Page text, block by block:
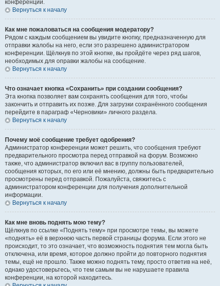
конференции.
Вернуться к началу
Как мне пожаловаться на сообщения модератору?
Рядом с каждым сообщением вы увидите кнопку, предназначенную для
отправки жалобы на него, если это разрешено администратором
конференции. Щёлкнув по этой кнопке, вы пройдёте через ряд шагов,
необходимых для оправки жалобы на сообщение.
Вернуться к началу
Что означает кнопка «Сохранить» при создании сообщения?
Эта кнопка позволяет вам сохранять сообщения для того, чтобы
закончить и отправить их позже. Для загрузки сохранённого сообщения
перейдите в параграф «Черновики» личного раздела.
Вернуться к началу
Почему моё сообщение требует одобрения?
Администратор конференции может решить, что сообщения требуют
предварительного просмотра перед отправкой на форум. Возможно
также, что администратор включил вас в группу пользователей,
сообщения которых, по его или её мнению, должны быть предварительно
просмотрены перед отправкой. Пожалуйста, свяжитесь с
администратором конференции для получения дополнительной
информации.
Вернуться к началу
Как мне вновь поднять мою тему?
Щёлкнув по ссылке «Поднять тему» при просмотре темы, вы можете
«поднять» её в верхнюю часть первой страницы форума. Если этого не
происходит, то это означает, что возможность поднятия тем могла быть
отключена, или время, которое должно пройти до повторного поднятия
темы, ещё не прошло. Также можно поднять тему, просто ответив на неё,
однако удостоверьтесь, что тем самым вы не нарушаете правила
конференции, на которой находитесь.